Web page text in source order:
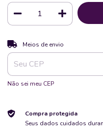
Entregas para o CEP:
Meios de envio
Não sei meu CEP
Compra protegida
Seus dados cuidados